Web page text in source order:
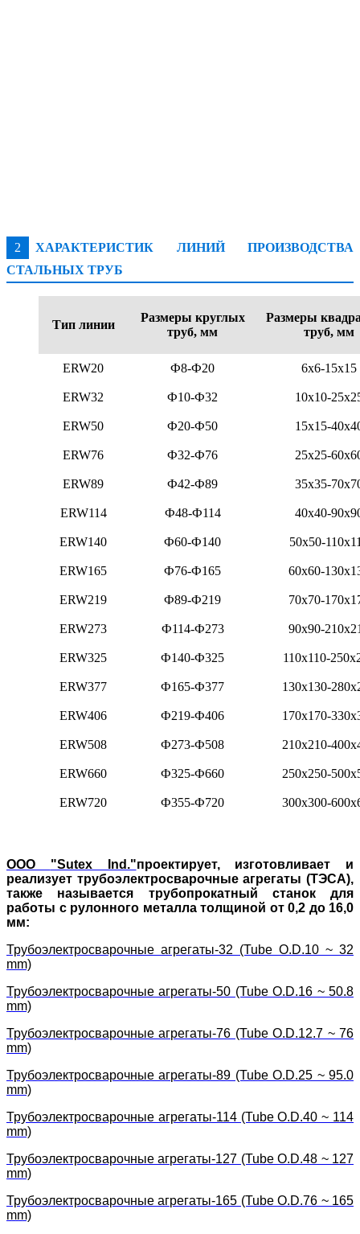
2
ХАРАКТЕРИСТИК ЛИНИЙ ПРОИЗВОДСТВА
СТАЛЬНЫХ ТРУБ
Тип линии
Размеры круглых
труб, мм
Размеры
труб, мм
ERW20 Ф8-Ф20 6x6-15x15
ERW32 Ф10-Ф32 10x10-
ERW50 Ф20-Ф50 15x15-
ERW76 Ф32-Ф76 25x25-
ERW89 Ф42-Ф89 35x35-
ERW114 Ф48-Ф114 40x40-
ERW140 Ф60-Ф140 50x50-
ERW165 Ф76-Ф165 60x60-
ERW219 Ф89-Ф219 70x70-
ERW273 Ф114-Ф273 90x90-
ERW325 Ф140-Ф325 110x110-
ERW377 Ф165-Ф377 130x130-
ERW406 Ф219-Ф406 170x170-
ERW508 Ф273-Ф508 210x210-
ERW660 Ф325-Ф660 250x250-
ERW720 Ф355-Ф720 300x300-
ООО "Sutex Ind."проектирует, изготовливает и
реализует трубоэлектросварочные агрегаты (ТЭСА),
также называется трубопрокатный станок для
работы с рулонного металла толщиной от 0,2 до 16,0
мм:
Трубоэлектросварочные агрегаты-32 (Tube O.D.10 ~ 32
mm)
Трубоэлектросварочные агрегаты-50 (Tube O.D.16 ~ 50.8
mm)
Трубоэлектросварочные агрегаты-76 (Tube O.D.12.7 ~ 76
mm)
Трубоэлектросварочные агрегаты-89 (Tube O.D.25 ~ 95.0
mm)
Трубоэлектросварочные агрегаты-114 (Tube O.D.40 ~ 114
mm)
Трубоэлектросварочные агрегаты-127 (Tube O.D.48 ~ 127
mm)
Трубоэлектросварочные агрегаты-165 (Tube O.D.76 ~ 165
mm)